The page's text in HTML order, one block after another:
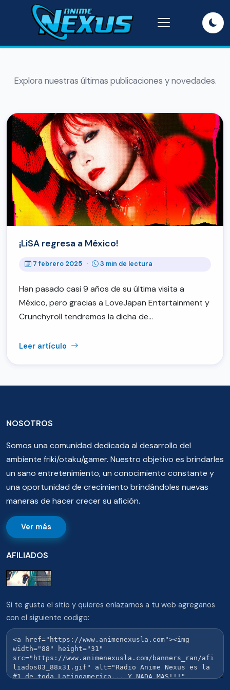
Explora nuestras últimas publicaciones y novedades.
¡LiSA regresa a México!
7 febrero 2025 · 3 min de lectura
Han pasado casi 9 años de su última visita a
México, pero gracias a LoveJapan Entertainment y
Crunchyroll tendremos la dicha de…
Leer artículo
NOSOTROS
Somos una comunidad dedicada al desarrollo del
ambiente friki/otaku/gamer. Nuestro objetivo es brindarles
un sano entretenimiento, un conocimiento constante y
una oportunidad de crecimiento brindándoles nuevas
maneras de hacer crecer su afición.
Ver más
AFILIADOS
Si te gusta el sitio y quieres enlazarnos a tu web agreganos
con el siguiente codigo: